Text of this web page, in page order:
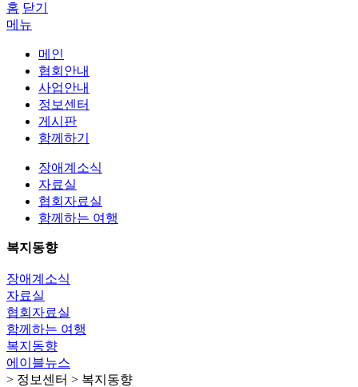
홈 닫기
메뉴
메인
협회안내
사업안내
정보센터
게시판
함께하기
장애계소식
자료실
협회자료실
함께하는 여행
복지동향
장애계소식
자료실
협회자료실
함께하는 여행
복지동향
에이블뉴스
> 정보센터 > 복지동향